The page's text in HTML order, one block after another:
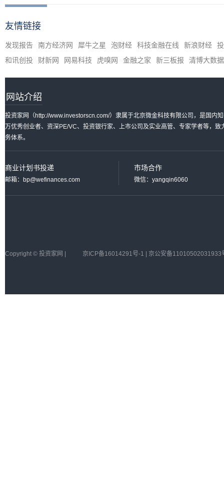
友情链接
发现报告 南方经济网 犀牛之星 泡财经 科技金融在线 新浪财经
和讯创投
财新网 网易科技 虎嗅网 金融之家 新三板报 清博大数据
网站介绍
投资家网（http://www.investorscn.com/）隶属于北京微金科技有限公司，是国内
万优秀创业者、资深PE/VC、投资银行家、上市公司及实业高管、专家学者等，
务体系。
商业计划书投递
邮箱：bp@wefinances.com
市场合作
微信：yangqin6060
Copyright © 投资家网 | 京ICP备16014291号-1 | 京公安备11010502031933